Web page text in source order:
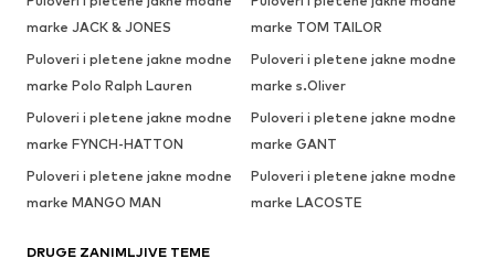
marke JACK & JONES
marke TOM TAILOR
Puloveri i pletene jakne modne
marke Polo Ralph Lauren
Puloveri i pletene jakne modne
marke s.Oliver
Puloveri i pletene jakne modne
marke FYNCH-HATTON
Puloveri i pletene jakne modne
marke GANT
Puloveri i pletene jakne modne
marke MANGO MAN
Puloveri i pletene jakne modne
marke LACOSTE
DRUGE ZANIMLJIVE TEME